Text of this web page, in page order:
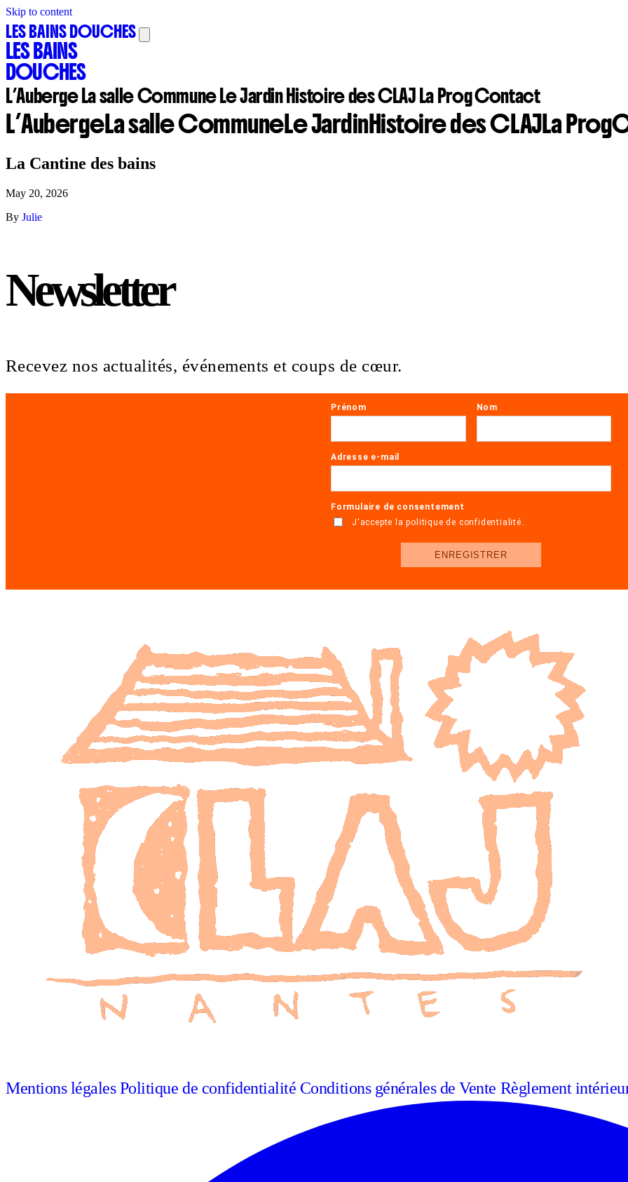
Skip to content
LES BAINS DOUCHES
LES BAINS
DOUCHES
L’Auberge La salle Commune Le Jardin Histoire des CLAJ La ProgContact
L’AubergeLa salle CommuneLe JardinHistoire des CLAJLa Prog
La Cantine des bains
May 20, 2026
By Julie
Newsletter
Recevez nos actualités, événements et coups de cœur.
Mentions légalesPolitique de confidentialité Conditions générales de Vente Règlement